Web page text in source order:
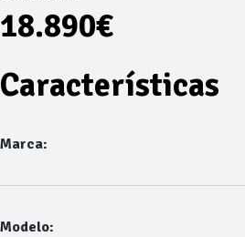
18.890€
Características
Marca:
Modelo: